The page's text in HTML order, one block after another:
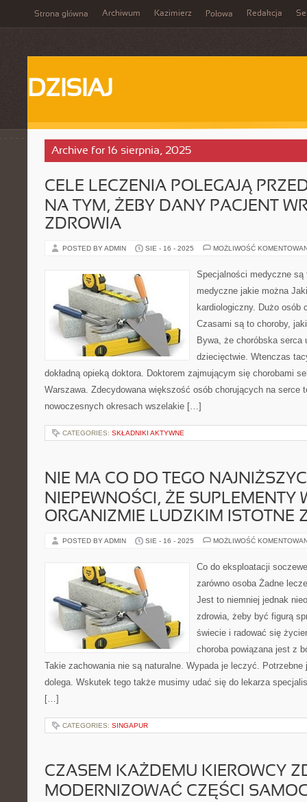
Strona główna Archiwum Kazimierz Połowa Redakcja
DZISIAJ
Archive for 16 sierpnia, 2025
CELE LECZENIA POLEGAJĄ
NA TYM, ŻEBY DANY PACJENT
ZDROWIA
POSTED BY ADMIN SIE - 16 - 2025 MOŻLIWOŚĆ
Specjalności medyczne
medyczne jakie można
kardiologiczny. Dużo osób
Czasami są to choroby,
Bywa, że choróbska serca
dziecięctwie. Wtenczas
dokładną opieką doktora. Doktorem zajmującym się chorobami
Warszawa. Zdecydowana większość osób chorujących na serce
nowoczesnych okresach wszelakie […]
CATEGORIES: SKŁADNIKI AKTYWNE
NIE MA CO DO TEGO
NIEPEWNOŚCI, ŻE SUPLEMENTY
ORGANIZMIE LUDZKIM ISTOTNE
POSTED BY ADMIN SIE - 16 - 2025 MOŻLIWOŚĆ
Co do eksploatacji
zarówno osoba Żadne
Jest to niemniej jednak
zdrowia, żeby być figurą
świecie i radować się
choroba powiązana jest z
Takie zachowania nie są naturalne. Wypada je leczyć.
dolega. Wskutek tego także musimy udać się do lekarza
[…]
CATEGORIES: SINGAPUR
CZASEM KAŻDEMU KIEROWCY
MODERNIZOWAĆ CZĘŚCI